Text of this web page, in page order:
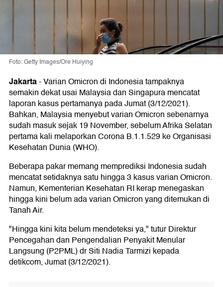
Foto: Getty Images/Ore Huiying
Jakarta-Varian Omicron di Indonesia tampaknya
semakin dekat usai Malaysia dan Singapura mencatat
laporan kasus pertamanya pada Jumat (3/12/2021).
Bahkan, Malaysia menyebut varian Omicron sebenarnya
sudah masuk sejak 19 November, sebelum Afrika Selatan
pertama kali melaporkan Corona B.1.1.529 ke Organisasi
Kesehatan Dunia (WHO).
Beberapa pakar memang memprediksi Indonesia sudah
mencatat setidaknya satu hingga 3 kasus varian Omicron.
Namun, Kementerian Kesehatan RI kerap menegaskan
hingga kini belum ada varian Omicron yang ditemukan di
Tanah Air.
"Hingga kini kita belum mendeteksi ya," tutur Direktur
Pencegahan dan Pengendalian Penyakit Menular
Langsung (P2PML) dr Siti Nadia Tarmizi kepada
detikcom, Jumat (3/12/2021).